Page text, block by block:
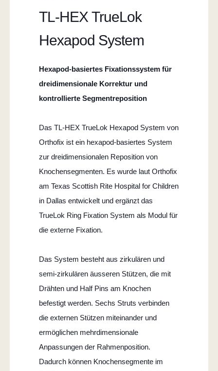
TL-HEX TrueLok
Hexapod System
Hexapod-basiertes Fixationssystem für
dreidimensionale Korrektur und
kontrollierte Segmentreposition
Das TL-HEX TrueLok Hexapod System von
Orthofix ist ein hexapod-basiertes System
zur dreidimensionalen Reposition von
Knochensegmenten. Es wurde laut Orthofix
am Texas Scottish Rite Hospital for Children
in Dallas entwickelt und ergänzt das
TrueLok Ring Fixation System als Modul für
die externe Fixation.
Das System besteht aus zirkulären und
semi-zirkulären äusseren Stützen, die mit
Drähten und Half Pins am Knochen
befestigt werden. Sechs Struts verbinden
die externen Stützen miteinander und
ermöglichen mehrdimensionale
Anpassungen der Rahmenposition.
Dadurch können Knochensegmente im